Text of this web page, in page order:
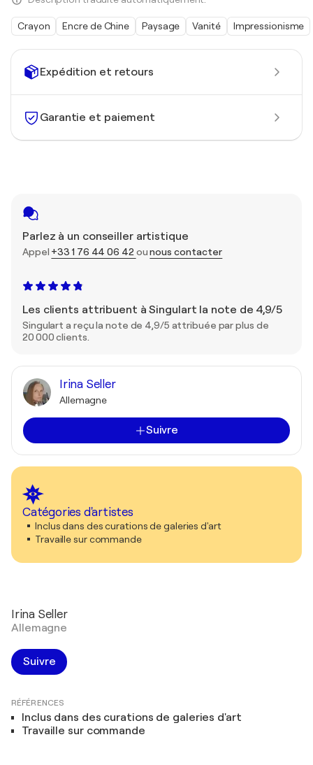
Expédition et retours
Garantie et paiement
Parlez à un conseiller artistique
Appel +33 1 76 44 06 42ounous contacter
Les clients attribuent à Singulart la note de 4,9/5
Singulart a reçu la note de 4,9/5 attribuée par plus de
20 000 clients.
Irina Seller
Allemagne
Suivre
Catégories d'artistes
Inclus dans des curations de galeries d'art
Travaille sur commande
Crayon Encre de Chine Paysage Vanité Impressionisme
Irina Seller
Allemagne
Suivre
RÉFÉRENCES
Inclus dans des curations de galeries d'art
Travaille sur commande